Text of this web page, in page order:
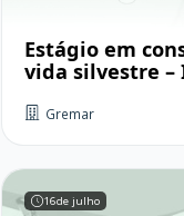
Estágio em
vida silvestre –
Gremar
16de julho